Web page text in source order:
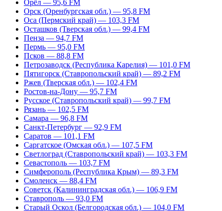
Орёл — 95,6 FM
Орск (Оренбургская обл.) — 95,8 FM
Оса (Пермский край) — 103,3 FM
Осташков (Тверская обл.) — 99,4 FM
Пенза — 94,7 FM
Пермь — 95,0 FM
Псков — 88,8 FM
Петрозаводск (Республика Карелия) — 101,0 FM
Пятигорск (Ставропольский край) — 89,2 FM
Ржев (Тверская обл.) — 102,4 FM
Ростов-на-Дону — 95,7 FM
Русское (Ставропольский край) — 99,7 FM
Рязань — 102,5 FM
Самара — 96,8 FM
Санкт-Петербург — 92,9 FM
Саратов — 101,1 FM
Саргатское (Омская обл.) — 107,5 FM
Светлоград (Ставропольский край) — 103,3 FM
Севастополь — 103,7 FM
Симферополь (Республика Крым) — 89,3 FM
Смоленск — 88,4 FM
Советск (Калининградская обл.) — 106,9 FM
Ставрополь — 93,0 FM
Старый Оскол (Белгородская обл.) — 104,0 FM